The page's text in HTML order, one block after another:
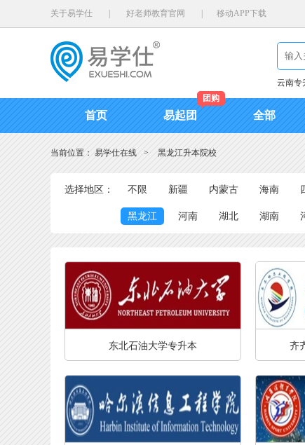
关于易学仕 好老师教育官网 移动APP下载
云南专
首页 易起团
团购
全部
当前位置： 易学仕在线 > 黑龙江升本院校
选择地区： 不限 新疆 内蒙古 海南
黑龙江 河南 湖北 湖南
东北石油大学专升本 齐